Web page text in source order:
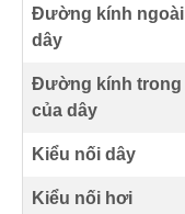
Đường kính ngoài
dây
Đường kính trong
của dây
Kiểu nối dây
Kiểu nối hơi